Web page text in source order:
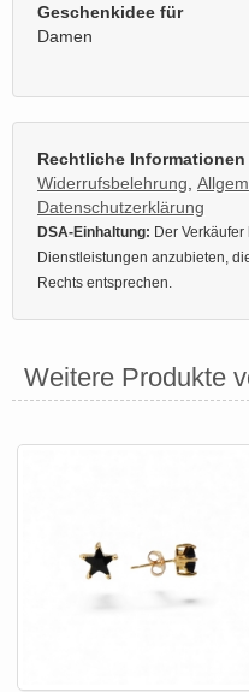
Geschenkidee für
Damen
Rechtliche Informationen
Widerrufsbelehrung
Datenschutzerklärung
DSA-Einhaltung: Der
Dienstleistungen anzubieten,
Rechts entsprechen.
Weitere Produkte